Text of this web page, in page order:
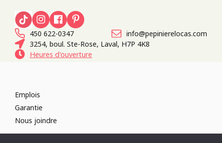
450 622-0347
info@pepinierelocas.com
3254, boul. Ste-Rose, Laval, H7P 4K8
Heures d'ouverture
Emplois
Garantie
Nous joindre